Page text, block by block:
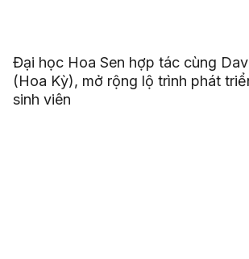
Đại học Hoa Sen hợp tác cùng
(Hoa Kỳ), mở rộng lộ trình phát
sinh viên